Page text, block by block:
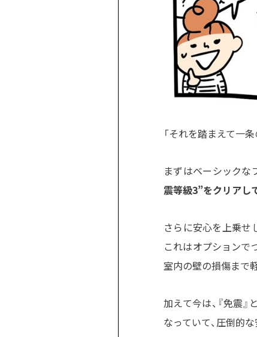
「それを踏まえて一
まずはベーシックな
震等級3”をクリアし
さらに安心を上乗せ
これはオプションで
室内の壁の損傷まで
加えて今は、『免震
なっていて、圧倒的